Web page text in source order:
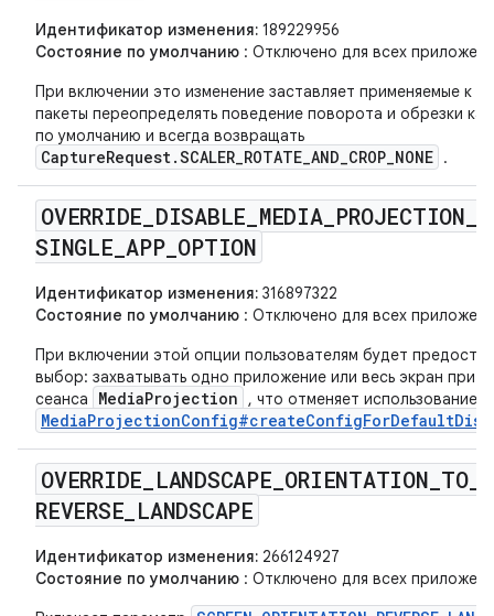
Идентификатор изменения: 189229956
Состояние по умолчанию : Отключено для всех
При включении это изменение заставляет применяемые к
пакеты переопределять поведение поворота и обрезки
по умолчанию и всегда возвращать
CaptureRequest.SCALER_ROTATE_AND_CROP_NONE .
OVERRIDE DISABLE MEDIA_ PROJECTION
SINGLE APP_ OPTION
Идентификатор изменения: 316897322
Состояние по умолчанию : Отключено для всех
При включении этой опции пользователям будет
выбор: захватывать одно приложение или весь экран при
сеанса
MediaProjection , что отменяет использование
OVERRIDE LANDSCAPE ORIENTATION TO_
REVERSE LANDSCAPE
Идентификатор изменения: 266124927
Состояние по умолчанию : Отключено для всех